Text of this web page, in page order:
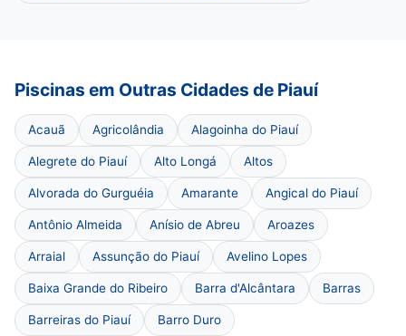
Piscinas em Outras Cidades de Piauí
Acauã Agricolândia Alagoinha do Piauí
Alegrete do Piauí Alto Longá Altos
Alvorada do Gurguéia Amarante Angical do Piauí
Antônio Almeida Anísio de Abreu Aroazes
Arraial Assunção do Piauí Avelino Lopes
Baixa Grande do Ribeiro Barra d'Alcântara Barras
Barreiras do Piauí Barro Duro